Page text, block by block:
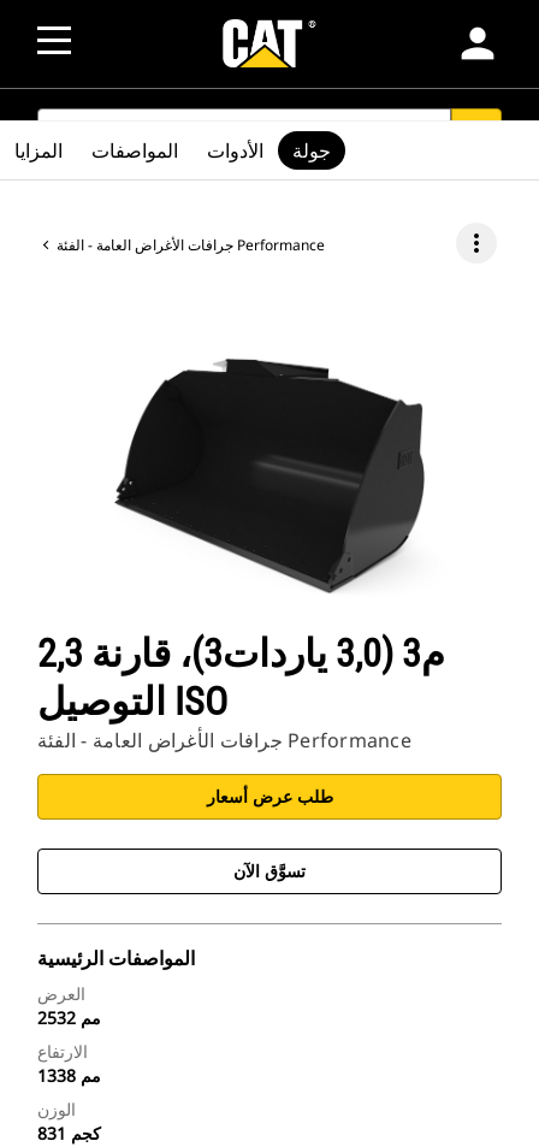
person
SEARCH
جرافات الأغراض العامة - الفئة Performance more_vert
2,3 م3 (3,0 ياردات3)، قارنة
التوصيل ISO
جرافات الأغراض العامة - الفئة Performance
طلب عرض أسعار
تسوَّق الآن
المواصفات الرئيسية
العرض
2532 مم
الارتفاع
1338 مم
الوزن
831 كجم
المزايا المواصفات الأدوات جولة